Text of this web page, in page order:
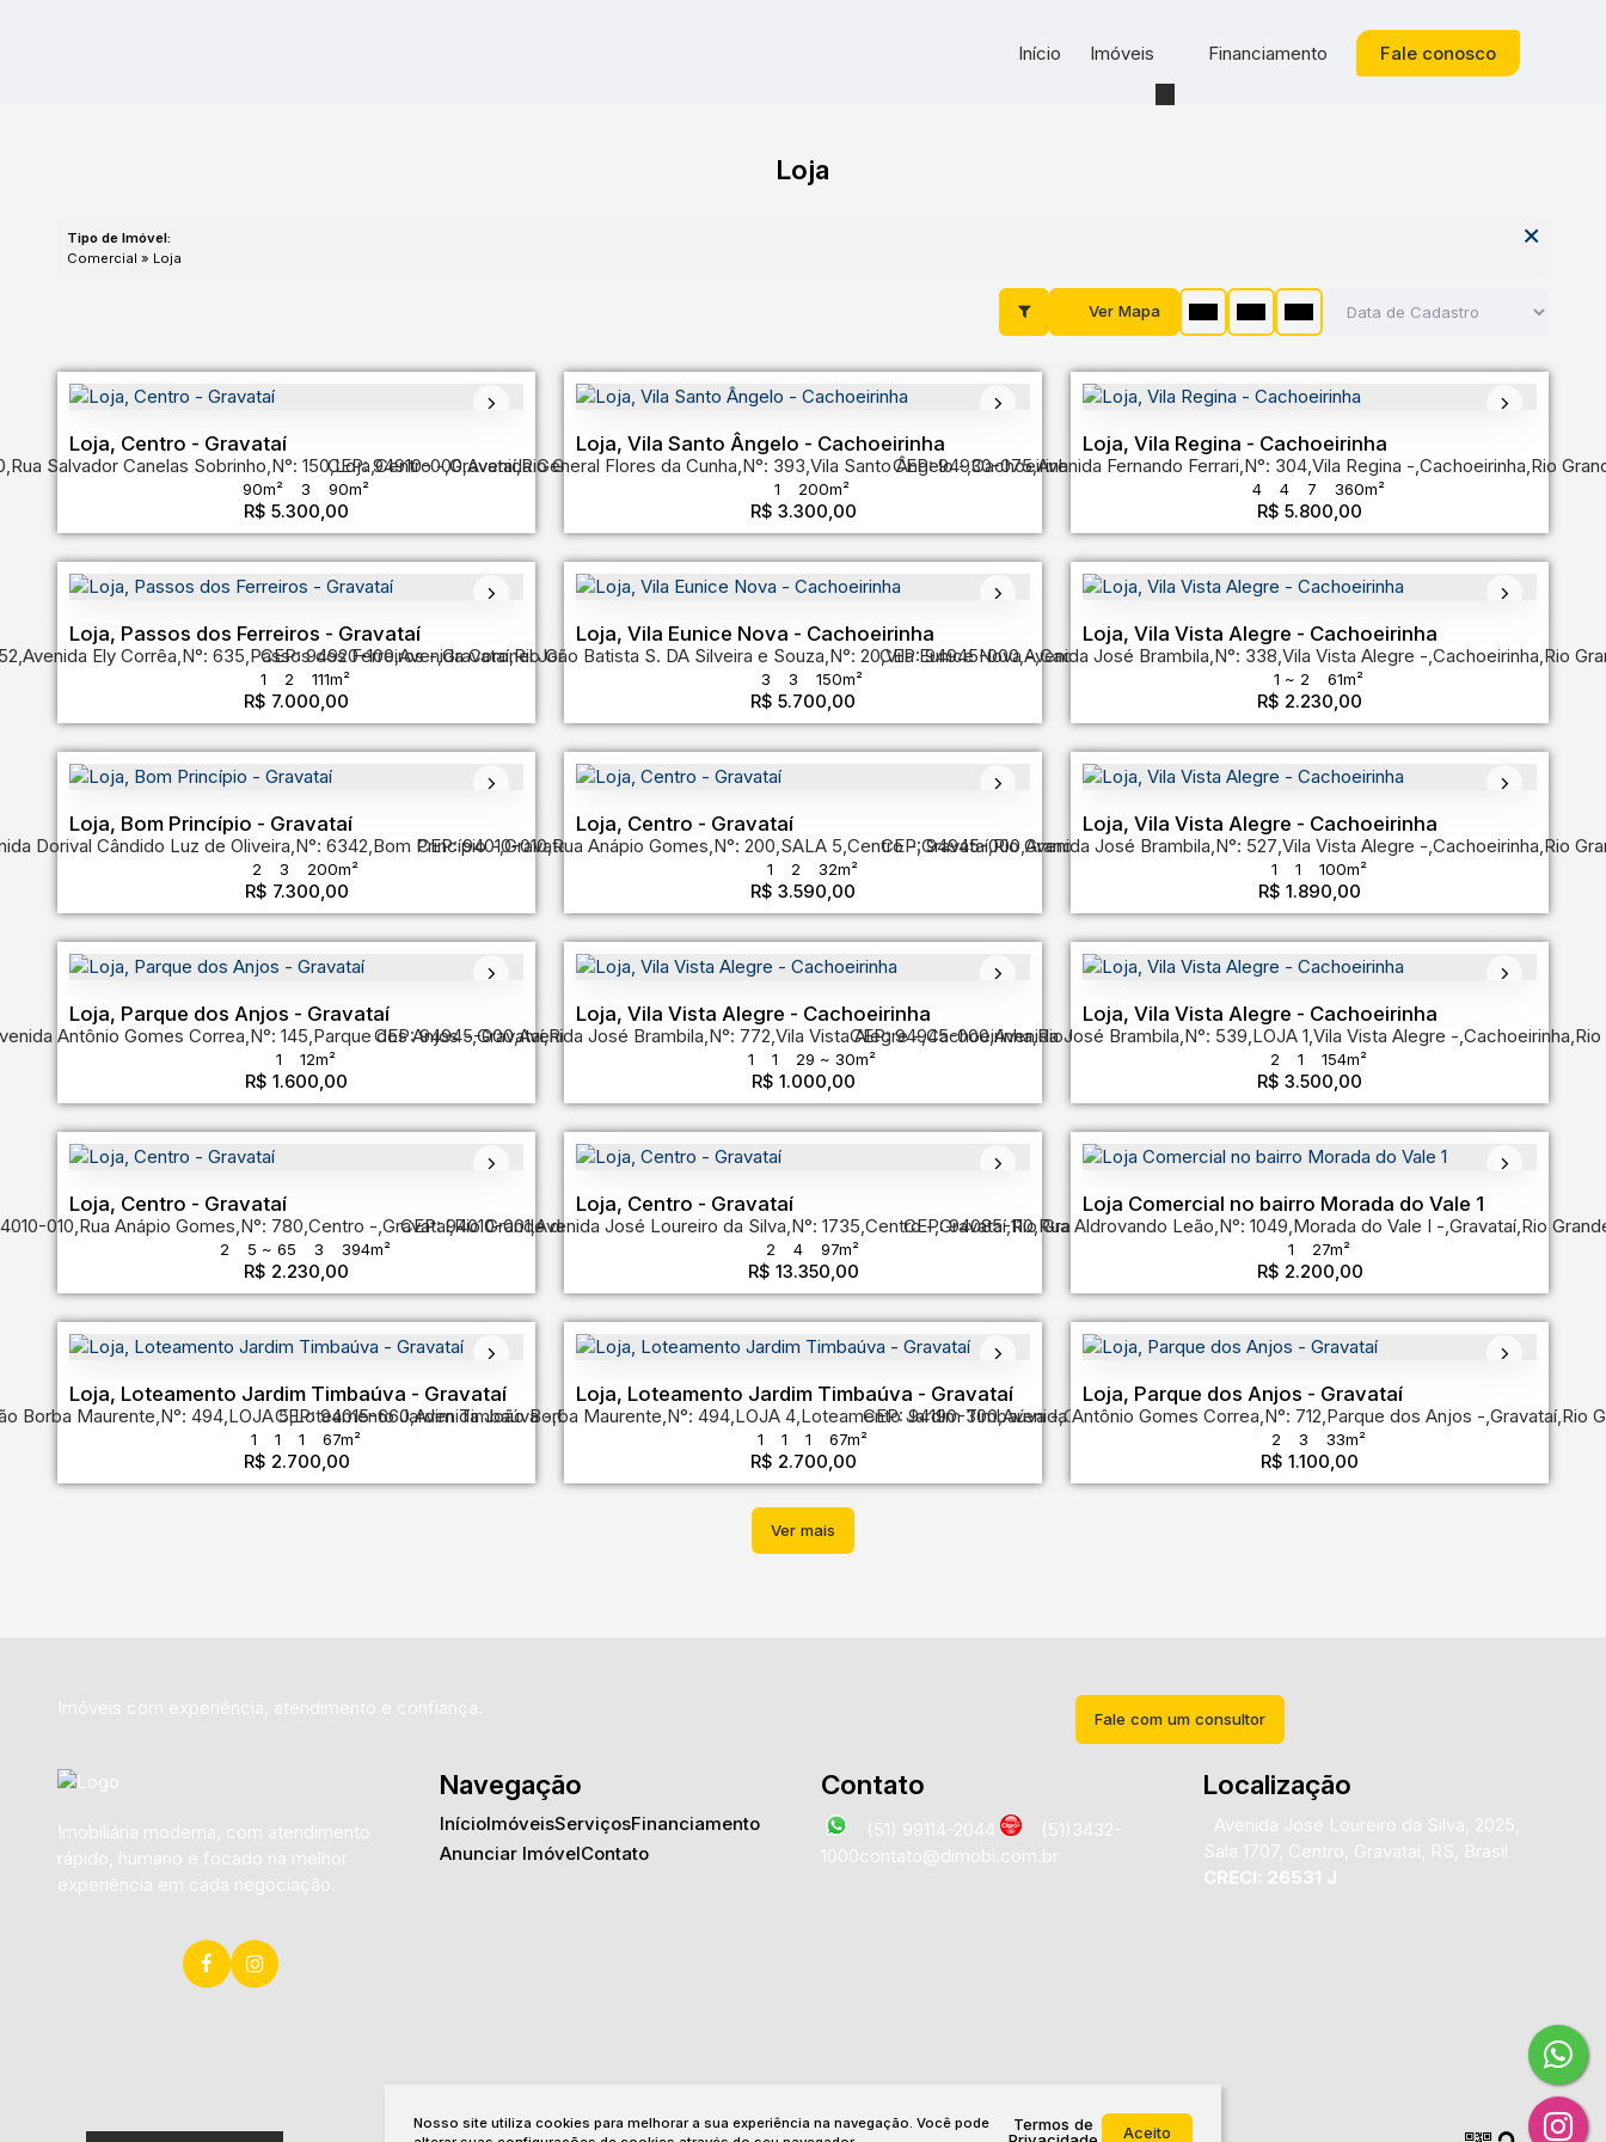
Fale conosco
Financiamento
Imóveis
Início
Nosso site utiliza cookies para melhorar a sua experiência na navegação. Você pode
Termos de
Aceito
Loja
Tipo de Imóvel:
Comercial » Loja
Ver Mapa
Loja, Centro - Gravataí
R$ 5.300,00
,Rua Salvador Canelas Sobrinho,N°: 150,Loja,Centro ,Gravataí,Rio Grande do Sul,Brasil
90m² 3 90m²
Loja, Vila Santo Ângelo - Cachoeirinha
R$ 3.300,00
CEP: 94910-000,Avenida General Flores da Cunha,N°: 393,Vila Santo Ângelo ,Cachoeirinha,Rio Grande do Sul,Brasil
1 200m²
Loja, Vila Regina - Cachoeirinha
R$ 5.800,00
CEP: 94930-075,Avenida Fernando Ferrari,N°: 304,Vila Regina ,Cachoeirinha,Rio
4 4 7 360m²
Loja, Passos dos Ferreiros - Gravataí
R$ 7.000,00
,Avenida Ely Corrêa,N°: 635,Passos dos Ferreiros ,Gravataí,Rio Grande do Sul Brasil
1 2 111m²
Loja, Vila Eunice Nova - Cachoeirinha
R$ 5.700,00
CEP: 94920-100,Avenida Coronel João Batista S. DA Silveira e Souza,N°: 20,Vila Eunice Nova ,Cachoeirinha,Rio Grande do Sul,Brasil
3 3 150m²
Loja, Vila Vista Alegre - Cachoeirinha
R$ 2.230,00
CEP: 94945-000,Avenida José Brambila,N°: 338,Vila Vista Alegre ,Cachoeirinha,Rio
1 ~ 2 61m²
Loja, Bom Princípio - Gravataí
R$ 7.300,00
Dorival Cândido Luz de Oliveira,N°: 6342,Bom Princípio ,Gravataí,Rio Grande do Sul,Brasil
2 3 200m²
Loja, Centro - Gravataí
R$ 3.590,00
CEP: 94010-010,Rua Anápio Gomes,N°: 200,SALA 5,Centro ,Gravataí,Rio Grande do Sul ,Brasil
1 2 32m²
Loja, Vila Vista Alegre - Cachoeirinha
R$ 1.890,00
CEP: 94945-000,Avenida José Brambila,N°: 527,Vila Vista Alegre ,Cachoeirinha,Rio
1 1 100m²
Loja, Parque dos Anjos - Gravataí
R$ 1.600,00
Antônio Gomes Correa,N°: 145,Parque dos Anjos ,Gravataí,Rio Grande do Sul,Brasil
1 12m²
Loja, Vila Vista Alegre - Cachoeirinha
R$ 1.000,00
CEP: 94945-000,Avenida José Brambila,N°: 772,Vila Vista Alegre ,Cachoeirinha,Rio Grande do Sul,Brasil
1 1 29 ~ 30m²
Loja, Vila Vista Alegre - Cachoeirinha
R$ 3.500,00
CEP: 94945-000,Avenida José Brambila,N°: 539,LOJA 1,Vila Vista Alegre ,Cachoeirinha,
2 1 154m²
Loja, Centro - Gravataí
R$ 2.230,00
010,Rua Anápio Gomes,N°: 780,Centro ,Gravataí,Rio Grande do Sul ,Brasil
2 5 ~ 65 3 394m²
Loja, Centro - Gravataí
R$ 13.350,00
CEP: 94010-001,Avenida José Loureiro da Silva,N°: 1735,Centro ,Gravataí,Rio Grande do Sul,Brasil
2 4 97m²
Loja Comercial no bairro Morada do Vale 1
R$ 2.200,00
CEP: 94085-110,Rua Aldrovando Leão,N°: 1049,Morada do Vale I ,Gravataí,Rio
1 27m²
Loja, Loteamento Jardim Timbaúva - Gravataí
R$ 2.700,00
Borba Maurente,N°: 494,LOJA 5,Loteamento Jardim Timbaúva ,Gravataí,Rio Grande do Sul, Brasil
1 1 1 67m²
Loja, Loteamento Jardim Timbaúva - Gravataí
R$ 2.700,00
CEP: 94015-660,Avenida João Borba Maurente,N°: 494,LOJA 4,Loteamento Jardim Timbaúva ,Gravataí, Rio Grande do Sul,Brasil
1 1 1 67m²
Loja, Parque dos Anjos - Gravataí
R$ 1.100,00
CEP: 94190-300,Avenida Antônio Gomes Correa,N°: 712,Parque dos Anjos ,Gravataí,Rio
2 3 33m²
Imóveis com experiência, atendimento e confiança. Fale com um consultor
Imobiliária moderna, com atendimento
rápido, humano e focado na melhor
experiência em cada negociação.
Navegação
InícioImóveisServiçosFinanciamento
Anunciar ImóvelContato
Contato
(51) 99114-2044
(51)3432-
1000contato@dimobi.com.br
Localização
Avenida José Loureiro da Silva, 2025,
Sala 1707, Centro, Gravataí, RS, Brasil
CRECI: 26531 J